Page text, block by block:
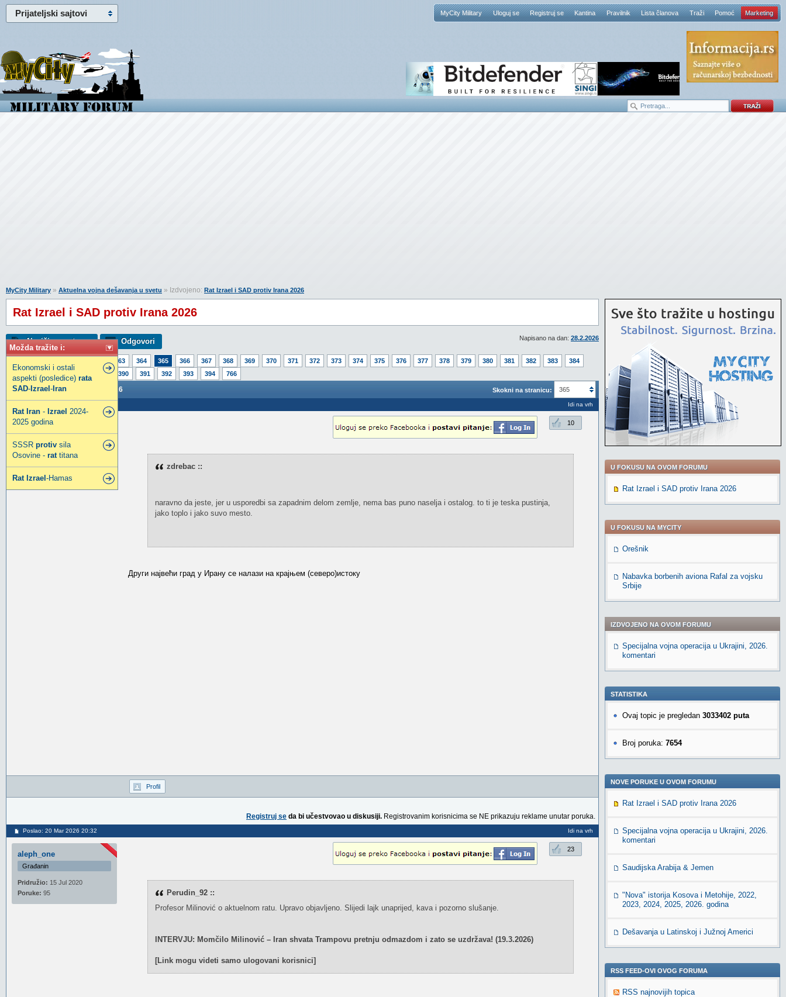
Prijateljski sajtovi MyCity Military Uloguj se Registruj se Kantina Pravilnik Lista članova Traži Pomoć Marketing
Možda tražite i:
Ekonomski i ostali
aspekti (posledice) rata
SAD- Izrael - Iran
Rat Iran - Izrael 2024-
2025 godina
SSSR protiv sila
Osovine - rattitana
Rat Izrael -Hamas
MyCity Military » Aktuelna vojna dešavanja u svetu » Izdvojeno: Rat Izrael i SAD protiv Irana 2026
Rat Izrael i SAD protiv Irana 2026
Napisano na dan: 28.2.2026
Napiši novu temu Odgovori
363 364 365 366 367 368 369 370 371 372 373 374 375 376 377 378 379 380 381 382 383
384
386 387 389 390 391 392 393 394 766
Skokni na stranicu: 365
Rat Izrael i SAD protiv Irana 2026
Idi na vrh
dragoljub11987
Pridružio:22 Jul 2018
Poruke:4548
10
zdrebac ::
naravno da jeste, jer u usporedbi sa zapadnim delom zemlje, nema bas puno naselja i ostalog. to ti je teska pustinja,
jako toplo i jako suvo mesto.
Други највећи град у Ирану се налази на крајњем (северо)истоку
Profil
Registruj se da bi učestvovao u diskusiji. Registrovanim korisnicima se NE prikazuju reklame unutar poruka.
Poslao: 20 Mar 2026 20:32 Idi na vrh
aleph_one
Građanin
Pridružio: 15 Jul 2020
Poruke: 95
23
Perudin_92 ::
Profesor Milinović o aktuelnom ratu. Upravo objavljeno. Slijedi lajk unaprijed, kava i pozorno slušanje.
INTERVJU: Momčilo Milinović – Iran shvata Trampovu pretnju odmazdom i zato se uzdržava! (19.3.2026)
[Link mogu videti samo ulogovani korisnici]
U FOKUSU NA OVOM FORUMU
Rat Izrael i SAD protiv Irana 2026
U FOKUSU NA MYCITY
Orešnik
Nabavka borbenih aviona Rafal za vojsku
Srbije
IZDVOJENO NA OVOM FORUMU
Specijalna vojna operacija u Ukrajini, 2026.
komentari
STATISTIKA
Ovaj topic je pregledan 3033402 puta
Broj poruka: 7654
NOVE PORUKE U OVOM FORUMU
Rat Izrael i SAD protiv Irana 2026
Specijalna vojna operacija u Ukrajini, 2026.
komentari
Saudijska Arabija & Jemen
"Nova" istorija Kosova i Metohije, 2022,
2023, 2024, 2025, 2026. godina
Dešavanja u Latinskoj i Južnoj Americi
RSS FEED-OVI OVOG FORUMA
RSS najnovijih topica